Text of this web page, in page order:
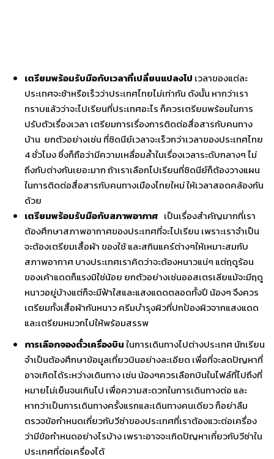
เตรียมพร้อมรับมือกับเวลาที่เปลี่ยนแปลงไป เวลาของแต่ละ
ประเทศจะช้าหรือเร็วว่าประเทศไทยไม่เท่ากัน ดังนั้น หากว่าเรา
ทราบแล้วว่าจะไปเรียนที่ประเทศอะไรก็ควรเตรียมพร้อมในการ
ปรับตัวเรื่องเวลา เตรียมการเรื่องการติดต่อสื่อสารกับคนทาง
บ้าน ยกตัวอย่างเช่น ที่ซิดนีย์เวลาจะเร็วกว่าเวลาของประเทศไทย
4ชั่วโมงซึ่งก็ถือว่ามีความเหลื่อมล้ำในเรื่องเวลาระดับกลางๆไม่
ถึงกับต่างกันเยอะมากถ้าเราเลือกไปเรียนที่ซิดนีย์ก็ต้องวางแผน
ในการติดต่อสื่อสารกับคนทางเมืองไทยใหม่ให้เวลาสอดคล้องกัน
ด้วย
เตรียมพร้อมรับมือกับสภาพอากาศ เป็นเรื่องสำคัญมากที่เรา
ต้องศึกษาสภาพอากาศของประเทศที่จะไปเรียน เพราะเราจำเป็น
จะต้องเตรียมเสื้อผ้าของใช้และสกินแคร์ต่างๆให้เหมาะสมกับ
สภาพอากาศ บางประเทศเราคิดว่าจะต้องหนาวแน่ๆ แต่ฤดูร้อน
ของเค้าแดดก็แรงมิใช่น้อย ยกตัวอย่างเช่นออสเตรเลียแม้จะมีฤดู
หนาวอยู่บ้างแต่ก็จะมีฟ้าใสและแสงแดดตลอดทั้งปี น้องๆจึงควร
เตรียมทั้งเสื้อผ้ากันหนาวครีมบำรุงผิวที่ปกป้องผิวจากแสงแดด
และเตรียมหมวกไปให้พร้อมสรรพ
การเลือกจองตั๋วเครื่องบินในการเดินทางไปต่างประเทศ นักเรียน
จำเป็นต้องศึกษาข้อมูลเที่ยวบินอย่างละเอียด เพื่อที่จะลดปัญหาที่
อาจเกิดได้ระหว่างเดินทางเช่น น้องๆควรเลือกบินในไฟล์ที่ไปถึงที่
หมายไม่เย็นจนเกินไป เพื่อความสะดวกในการเดินทางต่อ และ
หากว่าเป็นการเดินทางครั้งแรกและเดินทางคนเดียวก็อย่าลืม
ตรวจข้อกำหนดเกี่ยวกับวีซ่าของประเทศที่เราต้องแวะต่อเครื่อง
ว่ามีข้อกำหนดอย่างไรบ้างเพราะอาจจะเกิดปัญหาเกี่ยวกับวีซ่าใน
ประเทศที่ต่อเครื่องได้